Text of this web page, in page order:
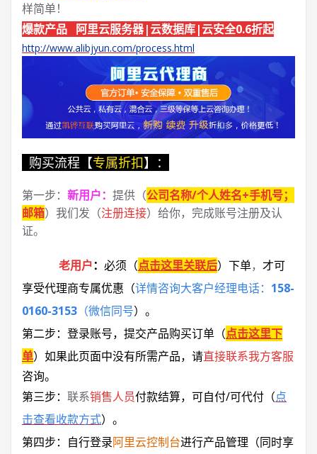
样简单！
爆款产品 阿里云服务器|云数据库|云安全0.6折起
http://www.alibjyun.com/process.html
购买流程【专属折扣】：
第一步： 新用户： 提供（公司名称/个人姓名+手机号；
邮箱）我们发（注册连接）给你，完成账号注册及认
证。
老用户： 必须 （点击这里关联后） 下单， 才可
享受代理商专属优惠 （详情咨询大客户经理电话： 158-
0160-3153 （微信同号） 。
第二步：登录账号，提交产品购买订单（点击这里下
单） 如果此页面中没有所需产品，请直接联系我方客服
咨询。
第三步： 联系销售人员付款结算，可自付/可代付（点
击查看收款方式）。
第四步：自行登录阿里云控制台进行产品管理（同时享